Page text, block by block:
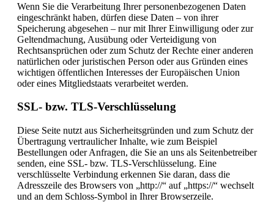
Wenn Sie die Verarbeitung Ihrer personenbezogenen Daten
eingeschränkt haben, dürfen diese Daten – von ihrer
Speicherung abgesehen – nur mit Ihrer Einwilligung oder zur
Geltendmachung, Ausübung oder Verteidigung von
Rechtsansprüchen oder zum Schutz der Rechte einer anderen
natürlichen oder juristischen Person oder aus Gründen eines
wichtigen öffentlichen Interesses der Europäischen Union
oder eines Mitgliedstaats verarbeitet werden.
SSL- bzw. TLS-Verschlüsselung
Diese Seite nutzt aus Sicherheitsgründen und zum Schutz der
Übertragung vertraulicher Inhalte, wie zum Beispiel
Bestellungen oder Anfragen, die Sie an uns als Seitenbetreiber
senden, eine SSL- bzw. TLS-Verschlüsselung. Eine
verschlüsselte Verbindung erkennen Sie daran, dass die
Adresszeile des Browsers von „http://“ auf „https://“ wechselt
und an dem Schloss-Symbol in Ihrer Browserzeile.